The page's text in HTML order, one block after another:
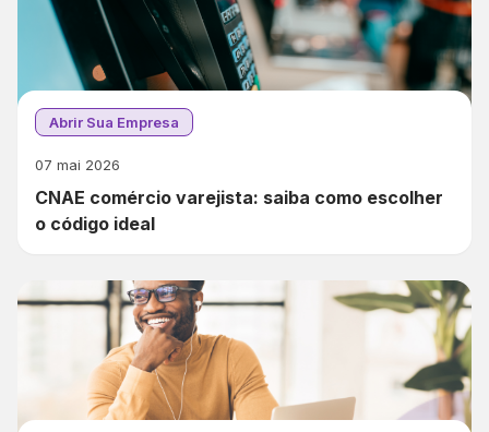
Abrir Sua Empresa
07 mai 2026
CNAE comércio varejista: saiba como escolher
o código ideal